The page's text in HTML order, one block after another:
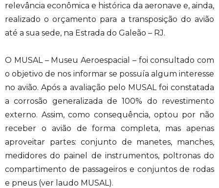
relevância econômica e histórica da aeronave e, ainda,
realizado o orçamento para a transposição do avião
até a sua sede, na Estrada do Galeão – RJ.
O MUSAL – Museu Aeroespacial – foi consultado com
o objetivo de nos informar se possuía algum interesse
no avião. Após a avaliação pelo MUSAL foi constatada
a corrosão generalizada de 100% do revestimento
externo. Assim, como consequência, optou por não
receber o avião de forma completa, mas apenas
aproveitar partes: conjunto de manetes, manches,
medidores do painel de instrumentos, poltronas do
compartimento de passageiros e conjuntos de rodas
e pneus (ver laudo MUSAL).